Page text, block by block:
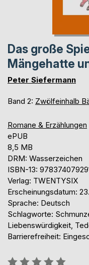
Das große
Mängehatte
Peter Siefermann
Band 2: Zwölfeinhalb
Romane & Erzählungen
ePUB
8,5 MB
DRM: Wasserzeichen
ISBN-13:
Verlag: TWENTYSIX
Erscheinungsdatum:
Sprache: Deutsch
Schlagworte:
Liebenswürdigkeit,
Barrierefreiheit:
Bewertung::